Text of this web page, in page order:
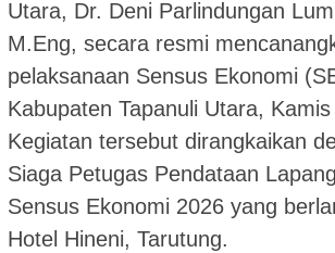
Utara, Dr. Deni Parlindungan
M.Eng, secara resmi
pelaksanaan Sensus Ekonomi
Kabupaten Tapanuli Utara,
Kegiatan tersebut dirangkaikan
Siaga Petugas Pendataan
Sensus Ekonomi 2026 yang
Hotel Hineni, Tarutung.